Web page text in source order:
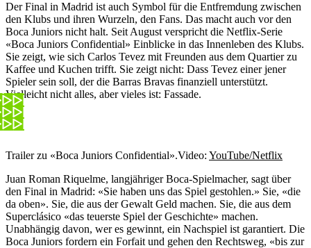
Der Final in Madrid ist auch Symbol für die Entfremdung zwischen
den Klubs und ihren Wurzeln, den Fans. Das macht auch vor den
Boca Juniors nicht halt. Seit August verspricht die Netflix-Serie
«Boca Juniors Confidential» Einblicke in das Innenleben des Klubs.
Sie zeigt, wie sich Carlos Tevez mit Freunden aus dem Quartier zu
Kaffee und Kuchen trifft. Sie zeigt nicht: Dass Tevez einer jener
Spieler sein soll, der die Barras Bravas finanziell unterstützt.
Vielleicht nicht alles, aber vieles ist: Fassade.
Trailer zu «Boca Juniors Confidential».Video: YouTube/Netflix
Juan Roman Riquelme, langjähriger Boca-Spielmacher, sagt über
den Final in Madrid: «Sie haben uns das Spiel gestohlen.» Sie, «die
da oben». Sie, die aus der Gewalt Geld machen. Sie, die aus dem
Superclásico «das teuerste Spiel der Geschichte» machen.
Unabhängig davon, wer es gewinnt, ein Nachspiel ist garantiert. Die
Boca Juniors fordern ein Forfait und gehen den Rechtsweg, «bis zur